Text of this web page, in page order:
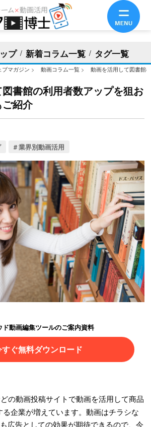
プ 新着コラム一覧 タグ一覧
ブマガジン > 動画コラム一覧 > 動画を活用して図書館
書館の利用者数アップを狙お
紹介
業界別動画活用
ド動画編集ツールのご案内資料
ぐ無料ダウンロード
の動画投稿サイトで動画を活用して商品
企業が増えています。動画はチラシな
広告としての効果が期待できるので、今